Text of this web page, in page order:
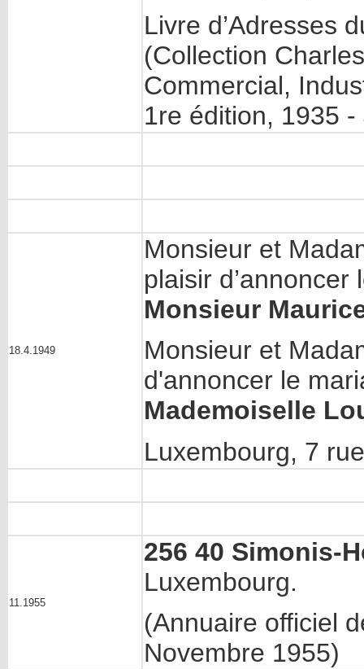
Livre d’Adresses
(Collection
Commercial,
1re édition, 1935
18.4.1949
Monsieur et
plaisir
Monsieur
Monsieur et
d'annoncer le
Mademoiselle
Luxembourg, 7
11.1955
256 40 Simonis-
Luxembourg.
(Annuaire officiel
Novembre 1955)